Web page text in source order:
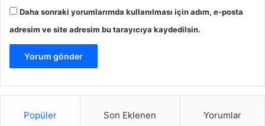
Daha sonraki yorumlarımda kullanılması için adım, e-posta
adresim ve site adresim bu tarayıcıya kaydedilsin.
Popüler Son Eklenen Yorumlar